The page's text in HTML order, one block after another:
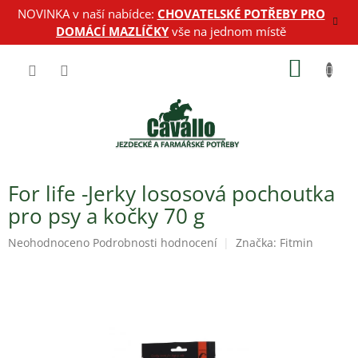
PřejítNOVINKA v naší nabídce: CHOVATELSKÉ POTŘEBY PRO
DOMÁCÍ MAZLÍČKYvše na jednom místě
For life -Jerky lososová pochoutka
pro psy a kočky 70 g
Průměrné
Neohodnoceno Podrobnosti hodnocení Značka: Fitmin